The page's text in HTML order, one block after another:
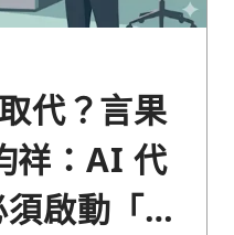
代？言果
祥：AI 代
啟動「碳